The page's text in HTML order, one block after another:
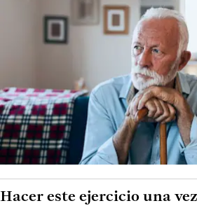
Hacer este ejercicio una